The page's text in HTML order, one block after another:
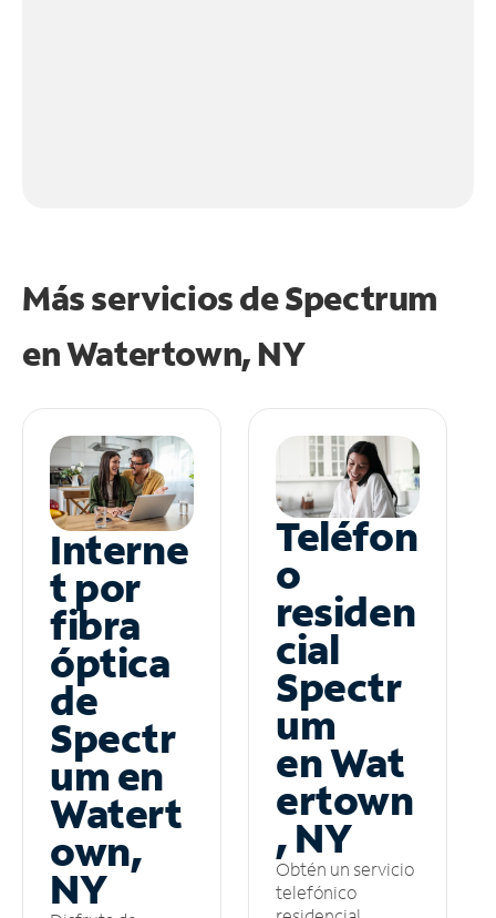
Más servicios de Spectrum
enWatertown, NY
Interne
t por
fibra
óptica
de
Spectr
um en
Watert
own,
NY
Teléfon
o
residen
cial
Spectr
um
en Wat
ertown
, NY
Obtén un servicio
telefónico